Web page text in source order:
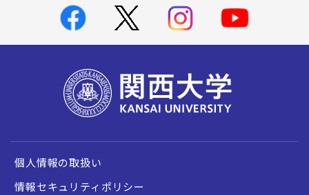
個人情報の取扱い
情報セキュリティポリシー